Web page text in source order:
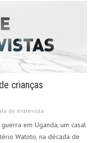
crianças
de entrevista
em Uganda, um casal
Watoto, na década de